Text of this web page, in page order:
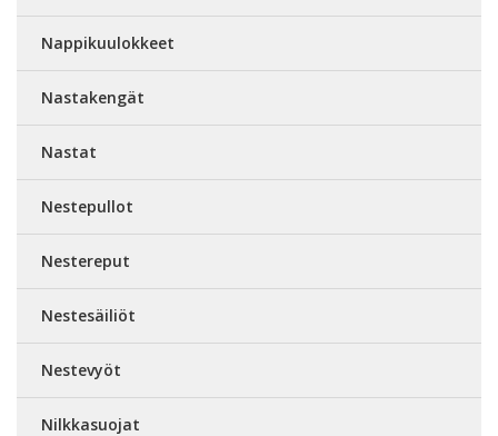
Nappikuulokkeet
Nastakengät
Nastat
Nestepullot
Nestereput
Nestesäiliöt
Nestevyöt
Nilkkasuojat